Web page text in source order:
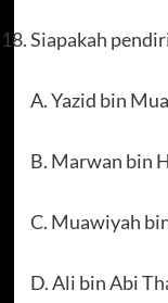
Siapakah
A. Yazid bin
B. Marwan bin
C. Muawiyah
D. Ali bin Abi